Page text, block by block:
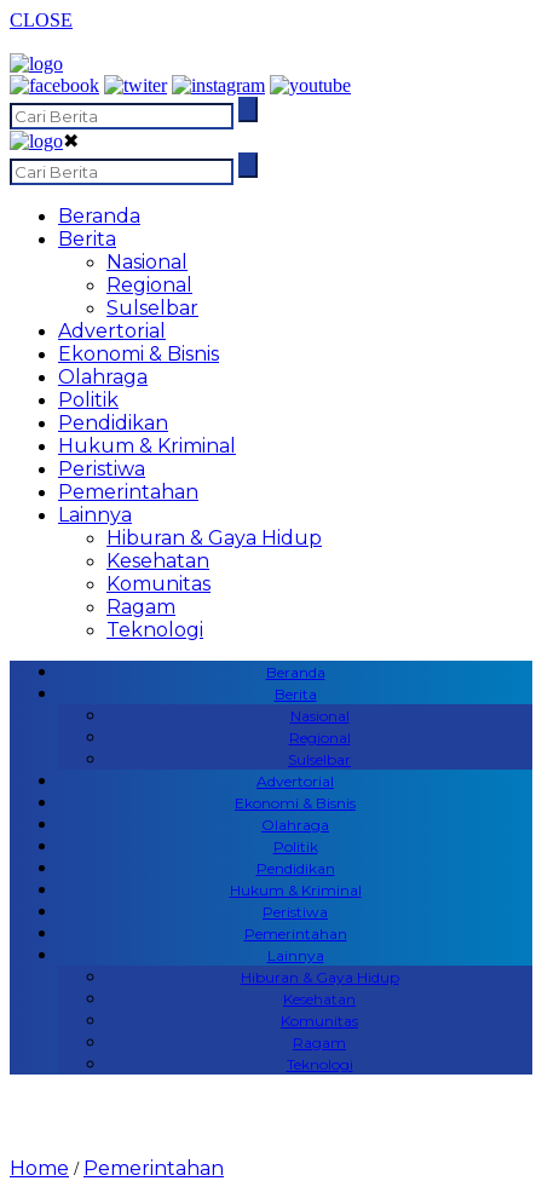
CLOSE
✖
Beranda
Berita
Nasional
Regional
Sulselbar
Advertorial
Ekonomi & Bisnis
Olahraga
Politik
Pendidikan
Hukum & Kriminal
Peristiwa
Pemerintahan
Lainnya
Hiburan & Gaya Hidup
Kesehatan
Komunitas
Ragam
Teknologi
Beranda
Berita
Nasional
Regional
Sulselbar
Advertorial
Ekonomi & Bisnis
Olahraga
Politik
Pendidikan
Hukum & Kriminal
Peristiwa
Pemerintahan
Lainnya
Hiburan & Gaya Hidup
Kesehatan
Komunitas
Ragam
Teknologi
Home / Pemerintahan